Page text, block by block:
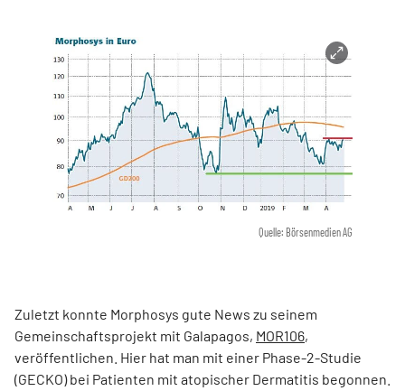
Quelle: Börsenmedien AG
Zuletzt konnte Morphosys gute News zu seinem
Gemeinschaftsprojekt mit Galapagos, MOR106,
veröffentlichen. Hier hat man mit einer Phase-2-Studie
(GECKO) bei Patienten mit atopischer Dermatitis begonnen.